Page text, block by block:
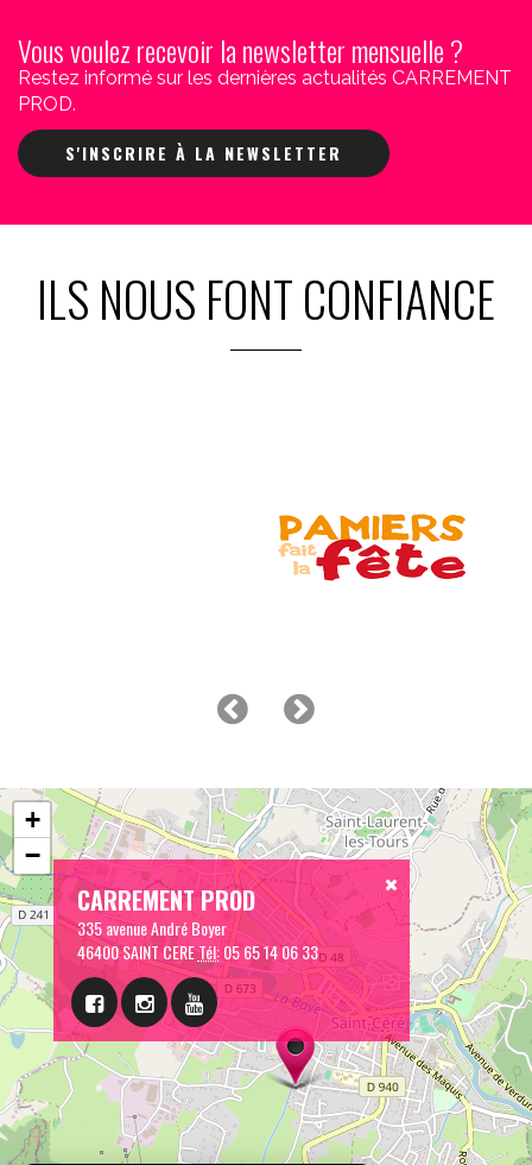
Vous voulez recevoir la newsletter mensuelle ?
Restez informé sur les dernières actualités CARREMENT
PROD.
S'INSCRIRE À LA NEWSLETTER
ILS NOUS FONT CONFIANCE
CARREMENT PROD
335 avenue André Boyer
46400 SAINT CERETél:05 65 14 06 33
+
−